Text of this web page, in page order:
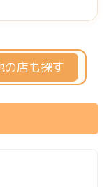
の店も探す